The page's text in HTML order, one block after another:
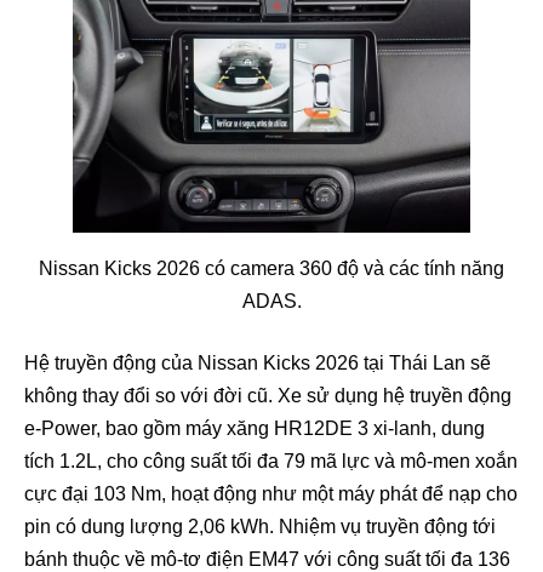
Nissan Kicks 2026 có camera 360 độ và các tính năng
ADAS.
Hệ truyền động của Nissan Kicks 2026 tại Thái Lan sẽ
không thay đổi so với đời cũ. Xe sử dụng hệ truyền động
e-Power, bao gồm máy xăng HR12DE 3 xi-lanh, dung
tích 1.2L, cho công suất tối đa 79 mã lực và mô-men xoắn
cực đại 103 Nm, hoạt động như một máy phát để nạp cho
pin có dung lượng 2,06 kWh. Nhiệm vụ truyền động tới
bánh thuộc về mô-tơ điện EM47 với công suất tối đa 136